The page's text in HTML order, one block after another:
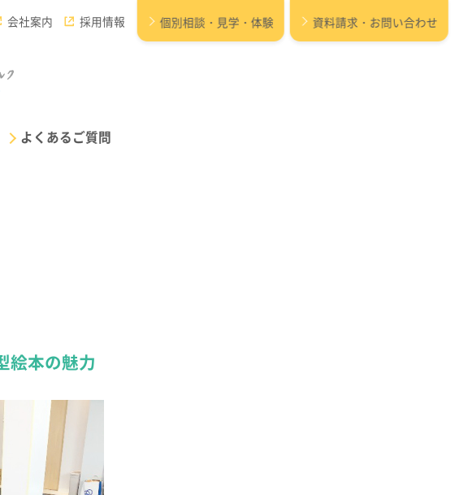
ク ルポ
しくみる
よくあるご質問
個別相談・見学・体験 資料請求・お問い合わせ
会社案内 採用情報
絵本の魅力